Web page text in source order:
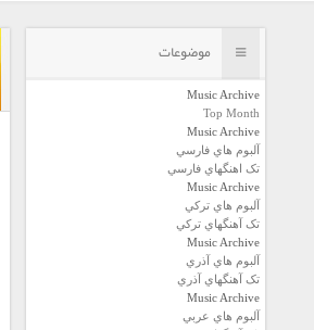
موضوعات
Music Archive
Top Month
Music Archive
آلبوم هاي فارسي
تک اهنگهاي فارسي
Music Archive
آلبوم هاي ترکي
تک آهنگهاي ترکي
Music Archive
آلبوم هاي آذري
تک آهنگهاي آذري
Music Archive
آلبوم هاي عربي